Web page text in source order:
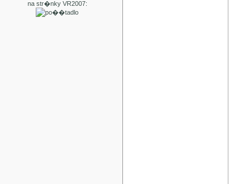
na str�nky VR2007: